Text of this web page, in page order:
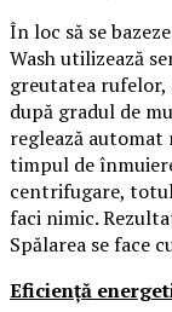
În loc să se
Wash utilizează
greutatea rufelor,
după gradul de
reglează
timpul de
centrifugare,
faci nimic.
Spălarea se face
Eficiență